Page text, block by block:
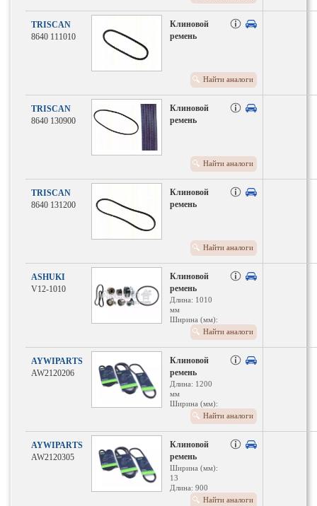
TRISCAN
8640 111010
Клиновой
ремень
Найти аналоги
TRISCAN
8640 130900
Клиновой
ремень
Найти аналоги
TRISCAN
8640 131200
Клиновой
ремень
Найти аналоги
ASHUKI
V12-1010
Клиновой
ремень
Длина: 1010
мм
Ширина (мм):
Ремень:
Зубчатый
Найти аналоги
AYWIPARTS
AW2120206
Клиновой
ремень
Длина: 1200
мм
Ширина (мм):
Найти аналоги
AYWIPARTS
AW2120305
Клиновой
ремень
Ширина (мм):
13
Длина: 900
Найти аналоги